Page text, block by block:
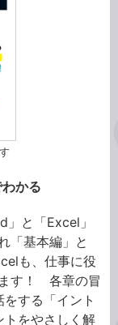
かる
と「Excel」
「基本編」と
も、仕事に役
す！ 各章の冒
する「イント
トをやさしく解